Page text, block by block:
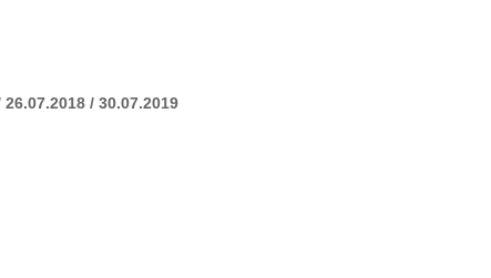
/ 30.07.2019